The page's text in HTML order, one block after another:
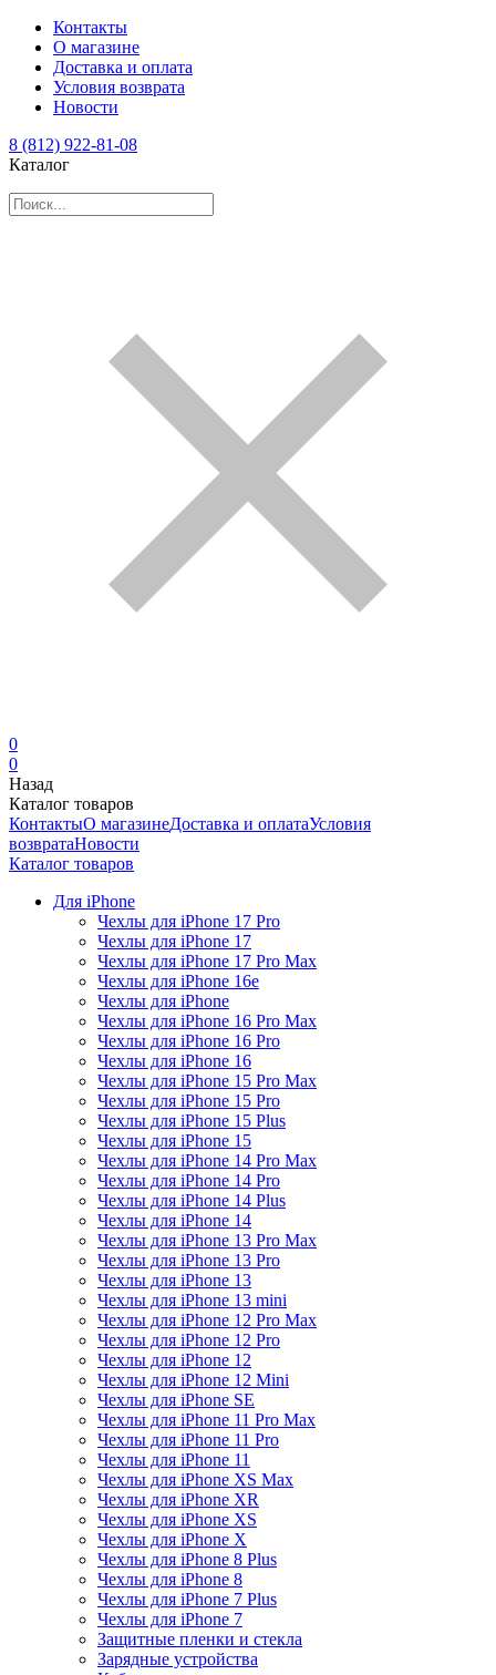
Контакты
О магазине
Доставка и оплата
Условия возврата
Новости
8 (812) 922-81-08
Каталог
0
0
Назад
Каталог товаров
КонтактыО магазинеДоставка и оплатаУсловия
возвратаНовости
Каталог товаров
Для iPhone
Чехлы для iPhone 17 Pro
Чехлы для iPhone 17
Чехлы для iPhone 17 Pro Max
Чехлы для iPhone 16e
Чехлы для iPhone
Чехлы для iPhone 16 Pro Max
Чехлы для iPhone 16 Pro
Чехлы для iPhone 16
Чехлы для iPhone 15 Pro Max
Чехлы для iPhone 15 Pro
Чехлы для iPhone 15 Plus
Чехлы для iPhone 15
Чехлы для iPhone 14 Pro Max
Чехлы для iPhone 14 Pro
Чехлы для iPhone 14 Plus
Чехлы для iPhone 14
Чехлы для iPhone 13 Pro Max
Чехлы для iPhone 13 Pro
Чехлы для iPhone 13
Чехлы для iPhone 13 mini
Чехлы для iPhone 12 Pro Max
Чехлы для iPhone 12 Pro
Чехлы для iPhone 12
Чехлы для iPhone 12 Mini
Чехлы для iPhone SE
Чехлы для iPhone 11 Pro Max
Чехлы для iPhone 11 Pro
Чехлы для iPhone 11
Чехлы для iPhone XS Max
Чехлы для iPhone XR
Чехлы для iPhone XS
Чехлы для iPhone X
Чехлы для iPhone 8 Plus
Чехлы для iPhone 8
Чехлы для iPhone 7 Plus
Чехлы для iPhone 7
Защитные пленки и стекла
Зарядные устройства